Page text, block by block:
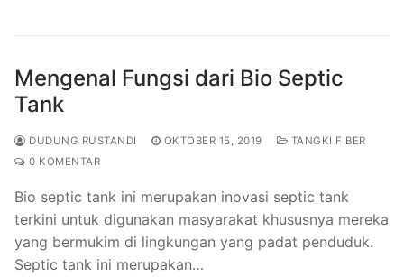
Mengenal Fungsi dari Bio Septic
Tank
DUDUNG RUSTANDI OKTOBER 15, 2019
TANGKI FIBER
0 KOMENTAR
Bio septic tank ini merupakan inovasi septic tank
terkini untuk digunakan masyarakat khususnya mereka
yang bermukim di lingkungan yang padat penduduk.
Septic tank ini merupakan…